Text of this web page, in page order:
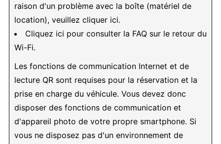
raison d'un problème avec la boîte (matériel de
location), veuillez cliquer ici.
Cliquez ici pour consulter la FAQ sur le retour du
Wi-Fi.
Les fonctions de communication Internet et de
lecture QR sont requises pour la réservation et la
prise en charge du véhicule. Vous devez donc
disposer des fonctions de communication et
d'appareil photo de votre propre smartphone. Si
vous ne disposez pas d'un environnement de